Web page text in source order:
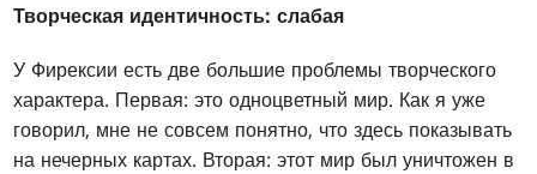
Творческая идентичность: слабая
У Фирексии есть две большие проблемы творческого
характера. Первая: это одноцветный мир. Как я уже
говорил, мне не совсем понятно, что здесь показывать
на нечерных картах. Вторая: этот мир был уничтожен в